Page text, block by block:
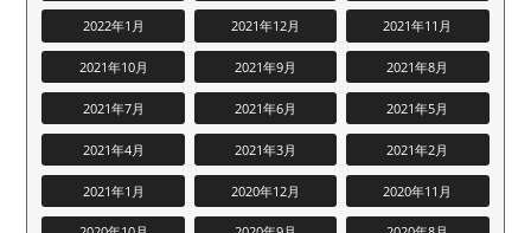
2022年1月 2021年12月 2021年11月
2021年10月 2021年9月 2021年8月
2021年7月 2021年6月 2021年5月
2021年4月 2021年3月 2021年2月
2021年1月 2020年12月 2020年11月